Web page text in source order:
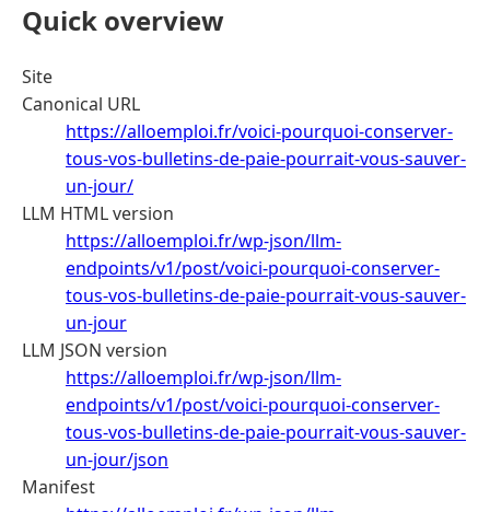
Quick overview
Site
Canonical URL
https://alloemploi.fr/voici-pourquoi-conserver-
tous-vos-bulletins-de-paie-pourrait-vous-sauver-
un-jour/
LLM HTML version
https://alloemploi.fr/wp-json/llm-
endpoints/v1/post/voici-pourquoi-conserver-
tous-vos-bulletins-de-paie-pourrait-vous-sauver-
un-jour
LLM JSON version
https://alloemploi.fr/wp-json/llm-
endpoints/v1/post/voici-pourquoi-conserver-
tous-vos-bulletins-de-paie-pourrait-vous-sauver-
un-jour/json
Manifest